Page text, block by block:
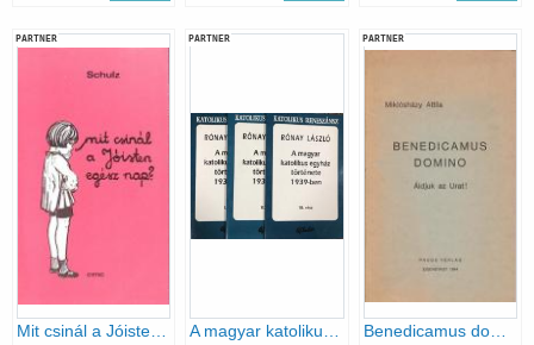
PARTNER PARTNER PARTNER
Benedicamus domino Áldjuk az Urat!